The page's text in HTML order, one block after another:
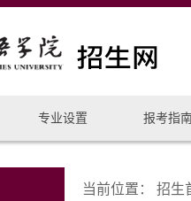
专业设置 报考指
当前位置： 招生